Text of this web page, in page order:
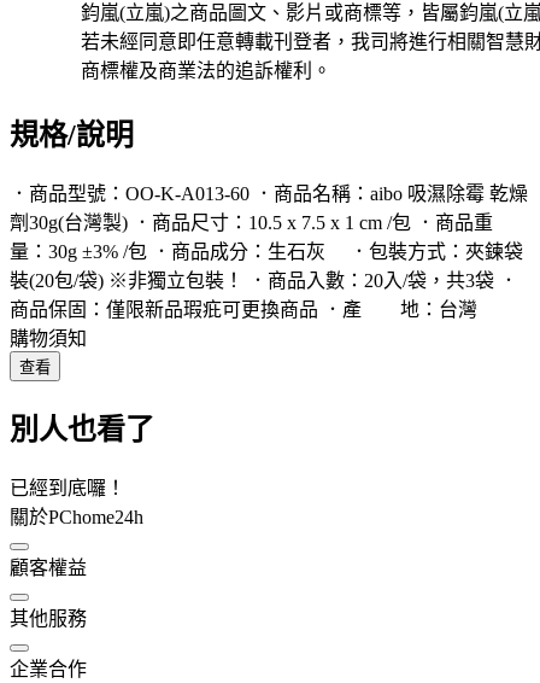
鈞嵐(立嵐)之商品圖文、影片或商標等，皆屬鈞嵐(立
若未經同意即任意轉載刊登者，我司將進行相關智慧
商標權及商業法的追訴權利。
規格/說明
．商品型號：OO-K-A013-60 ．商品名稱：aibo 吸濕除霉 乾燥
劑30g(台灣製) ．商品尺寸：10.5 x 7.5 x 1 cm /包 ．商品重
量：30g ±3% /包 ．商品成分：生石灰 ．包裝方式：夾鍊袋
裝(20包/袋) ※非獨立包裝！ ．商品入數：20入/袋，共3袋 ．
商品保固：僅限新品瑕疪可更換商品 ．產 地：台灣
購物須知
查看
別人也看了
已經到底囉！
關於PChome24h
顧客權益
其他服務
企業合作